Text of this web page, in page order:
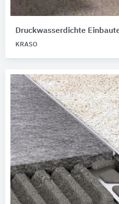
Druckwasserdichte
KRASO